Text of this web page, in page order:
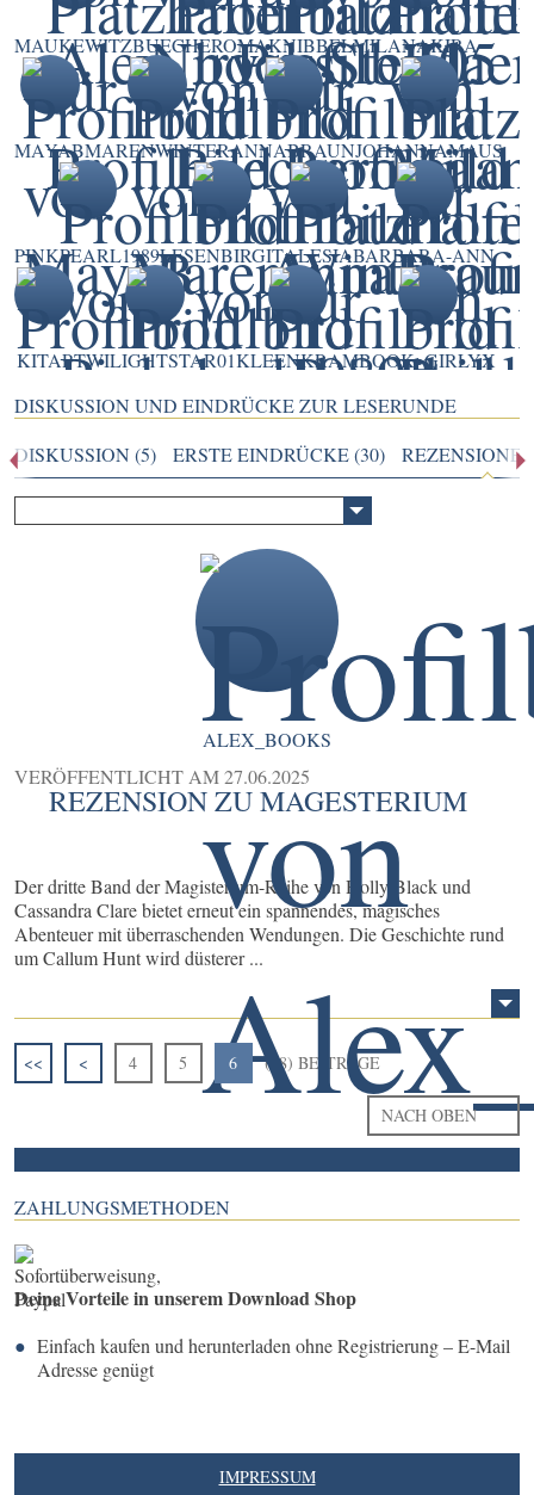
MAUKEWITZBUECHEROMAKNIBBELMILANAKIRA
MAYABMARENWINTERANNABRAUNJOHANNAMAUS
PINKPEARL1989LESENBIRGITALESIABARBARA-ANN
KITAPTWILIGHTSTAR01KLEENKRAMBOOK_GIRLYX
DISKUSSION UND EINDRÜCKE ZUR LESERUNDE
DISKUSSION (5)
ERSTE EINDRÜCKE (30)
ALEX_BOOKS
VERÖFFENTLICHT AM27.06.2025
REZENSION ZU MAGESTERIUM
Der dritte Band der Magisterium-Reihe von Holly Black und
Cassandra Clare bietet erneut ein spannendes, magisches
Abenteuer mit überraschenden Wendungen. Die Geschichte rund
um Callum Hunt wird düsterer ...
<< < 4 5 6 (28) BEITRÄGE
NACH OBEN
ZAHLUNGSMETHODEN
Deine Vorteile in unserem Download Shop
Einfach kaufen und herunterladen ohne Registrierung – E-Mail
Adresse genügt
IMPRESSUM